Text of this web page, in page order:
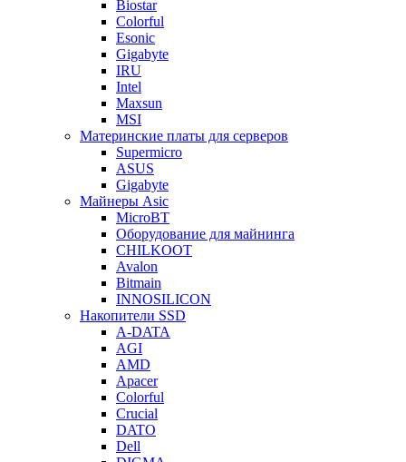
Biostar
Colorful
Esonic
Gigabyte
IRU
Intel
Maxsun
MSI
Материнские платы для серверов
Supermicro
ASUS
Gigabyte
Майнеры Asic
MicroBT
Оборудование для майнинга
CHILKOOT
Avalon
Bitmain
INNOSILICON
Накопители SSD
A-DATA
AGI
AMD
Apacer
Colorful
Crucial
DATO
Dell